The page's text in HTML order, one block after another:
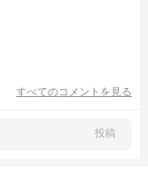
すべてのコメントを見る
投稿